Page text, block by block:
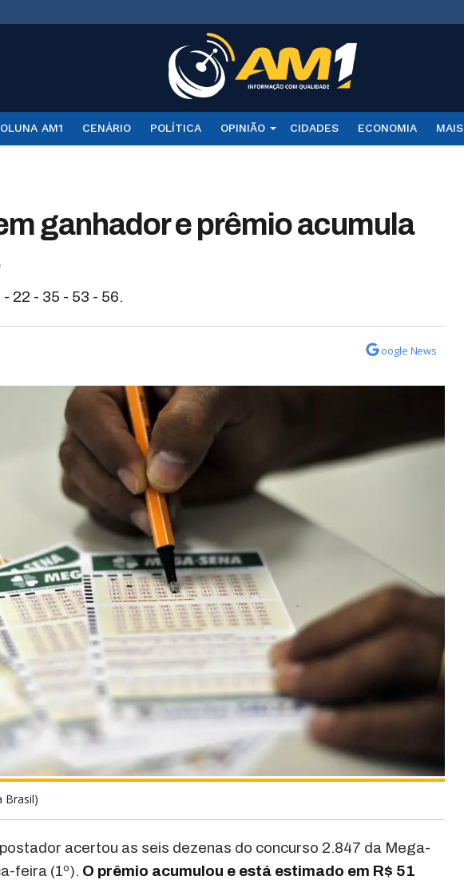
AM1 CENÁRIO POLÍTICA OPINIÃO CIDADES ECONOMIA MAIS
ganhador e prêmio acumula
22 - 35 - 53 - 56.
oogle News
Brasil)
acertou as seis dezenas do concurso 2.847 da Mega-
feira (1º). O prêmio acumulou e está estimado em R$ 51